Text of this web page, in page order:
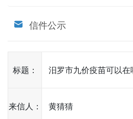
信件公示
标题： 汨罗市九价疫苗可以在
来信人： 黄猜猜